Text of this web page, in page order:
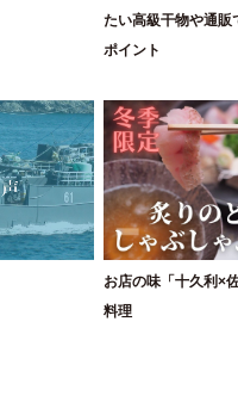
たい高級干物や通販
ポイント
お店の味「十久利×
料理